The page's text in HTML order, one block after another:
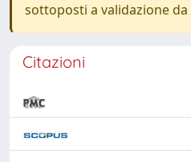
sottoposti a validazione
Citazioni